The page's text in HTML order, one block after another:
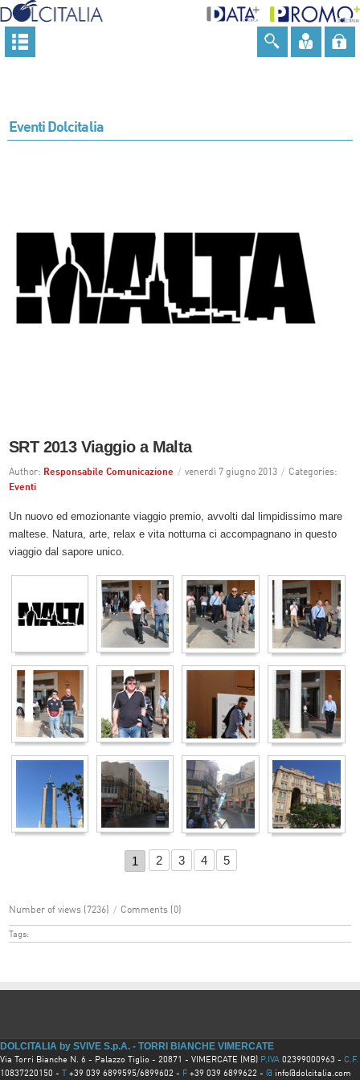
Eventi Dolcitalia
SRT 2013 Viaggio a Malta
Author: Responsabile Comunicazione / venerdì 7 giugno 2013 / Categories:
Eventi
Un nuovo ed emozionante viaggio premio, avvolti dal limpidissimo mare
maltese. Natura, arte, relax e vita notturna ci accompagnano in questo
viaggio dal sapore unico.
1 2 3 4 5
Number of views (7236) / Comments (0)
Tags:
DOLCITALIA by SVIVE S.p.A. - TORRI BIANCHE VIMERCATE
Via Torri Bianche N. 6 - Palazzo Tiglio - 20871 - VIMERCATE (MB) P.IVA 02399000963 - C.F.
10837220150 -
+39 039 6899595/6899602 - F +39 039 6899622 - @ info@dolcitalia.com